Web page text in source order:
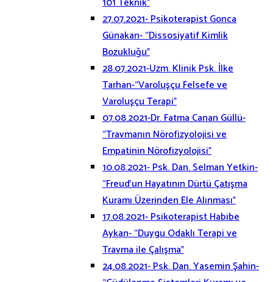
27.07.2021- Psikoterapist Gonca
Günakan- “Dissosiyatif Kimlik
Bozukluğu”
28.07.2021-Uzm. Klinik Psk. İlke
Tarhan-“Varoluşçu Felsefe ve
Varoluşçu Terapi”
07.08.2021-Dr. Fatma Canan Güllü-
“Travmanın Nörofizyolojisi ve
Empatinin Nörofizyolojisi”
10.08.2021- Psk. Dan. Selman Yetkin-
“Freud’un Hayatının Dürtü Çatışma
Kuramı Üzerinden Ele Alınması”
17.08.2021- Psikoterapist Habibe
Aykan- “Duygu Odaklı Terapi ve
Travma ile Çalışma”
24.08.2021- Psk. Dan. Yasemin Şahin-